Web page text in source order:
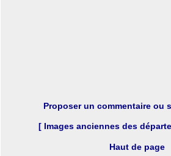
Proposer un commentaire ou
[ Images anciennes des
Haut de page